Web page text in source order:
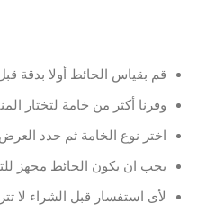
قم بقياس الحائط أولا بدقة
وفرنا أكثر من خامة لتختار
اختر نوع الخامة ثم حدد
يجب ان يكون الحائط مجهز
لأى استفسار قبل الشراء لا